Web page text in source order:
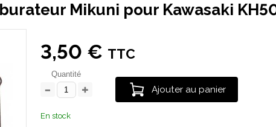
Mikuni pour Kawasaki
3,50 € TTC
Quantité
Ajouter au panier
En stock